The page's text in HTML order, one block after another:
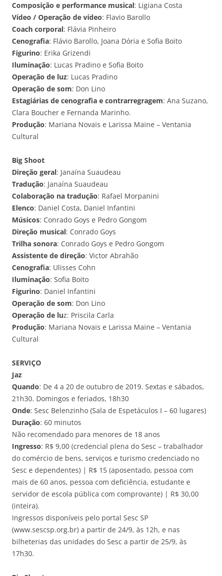
Composição e performance musical: Ligiana Costa
Vídeo / Operação de vídeo: Flavio Barollo
Coach corporal: Flávia Pinheiro
Cenografia: Flávio Barollo, Joana Dória e Sofia Boito
Figurino: Erika Grizendi
Iluminação: Lucas Pradino e Sofia Boito
Operação de luz: Lucas Pradino
Operação de som: Don Lino
Estagiárias de cenografia e contrarregragem: Ana Suzano,
Clara Boucher e Fernanda Marinho.
Produção: Mariana Novais e Larissa Maine – Ventania
Cultural
Big Shoot
Direção geral: Janaína Suaudeau
Tradução: Janaína Suaudeau
Colaboração na tradução: Rafael Morpanini
Elenco: Daniel Costa, Daniel Infantini
Músicos: Conrado Goys e Pedro Gongom
Direção musical: Conrado Goys
Trilha sonora: Conrado Goys e Pedro Gongom
Assistente de direção: Victor Abrahão
Cenografia: Ulisses Cohn
Iluminação: Sofia Boito
Figurino: Daniel Infantini
Operação de som: Don Lino
Operação de luz: Priscila Carla
Produção: Mariana Novais e Larissa Maine – Ventania
Cultural
SERVIÇO
Jaz
Quando: De 4 a 20 de outubro de 2019. Sextas e sábados,
21h30. Domingos e feriados, 18h30
Onde: Sesc Belenzinho (Sala de Espetáculos I – 60 lugares)
Duração: 60 minutos
Não recomendado para menores de 18 anos
Ingresso: R$ 9,00 (credencial plena do Sesc – trabalhador
do comércio de bens, serviços e turismo credenciado no
Sesc e dependentes) | R$ 15 (aposentado, pessoa com
mais de 60 anos, pessoa com deficiência, estudante e
servidor de escola pública com comprovante) | R$ 30,00
(inteira).
Ingressos disponíveis pelo portal Sesc SP
(www.sescsp.org.br) a partir de 24/9, às 12h, e nas
bilheterias das unidades do Sesc a partir de 25/9, às
17h30.